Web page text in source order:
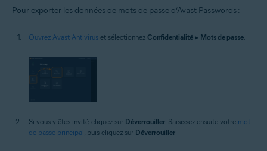
Pour exporter les données de mots de passe d’Avast Passwords :
Ouvrez Avast Antivirus et sélectionnez Confidentialité ▸ Mots de passe.
Si vous y êtes invité, cliquez sur Déverrouiller. Saisissez ensuite votre mot
de passe principal, puis cliquez sur Déverrouiller.